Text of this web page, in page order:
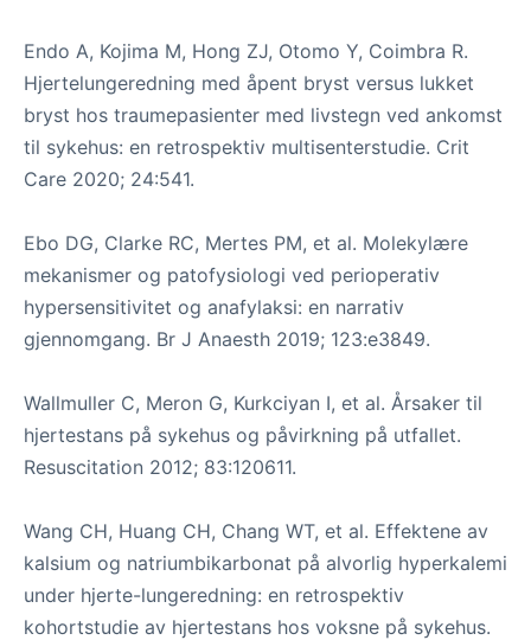
Endo A, Kojima M, Hong ZJ, Otomo Y, Coimbra R.
Hjertelungeredning med åpent bryst versus lukket
bryst hos traumepasienter med livstegn ved ankomst
til sykehus: en retrospektiv multisenterstudie. Crit
Care 2020; 24:541.
Ebo DG, Clarke RC, Mertes PM, et al. Molekylære
mekanismer og patofysiologi ved perioperativ
hypersensitivitet og anafylaksi: en narrativ
gjennomgang. Br J Anaesth 2019; 123:e3849.
Wallmuller C, Meron G, Kurkciyan I, et al. Årsaker til
hjertestans på sykehus og påvirkning på utfallet.
Resuscitation 2012; 83:120611.
Wang CH, Huang CH, Chang WT, et al. Effektene av
kalsium og natriumbikarbonat på alvorlig hyperkalemi
under hjerte-lungeredning: en retrospektiv
kohortstudie av hjertestans hos voksne på sykehus.